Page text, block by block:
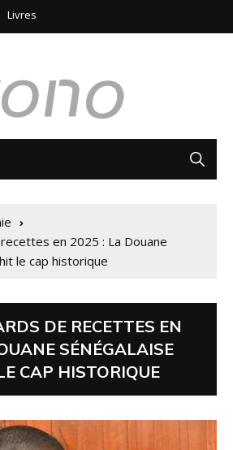
Livres
en 2025 : La Douane
le cap historique
DE RECETTES EN
SÉNÉGALAISE
CAP HISTORIQUE